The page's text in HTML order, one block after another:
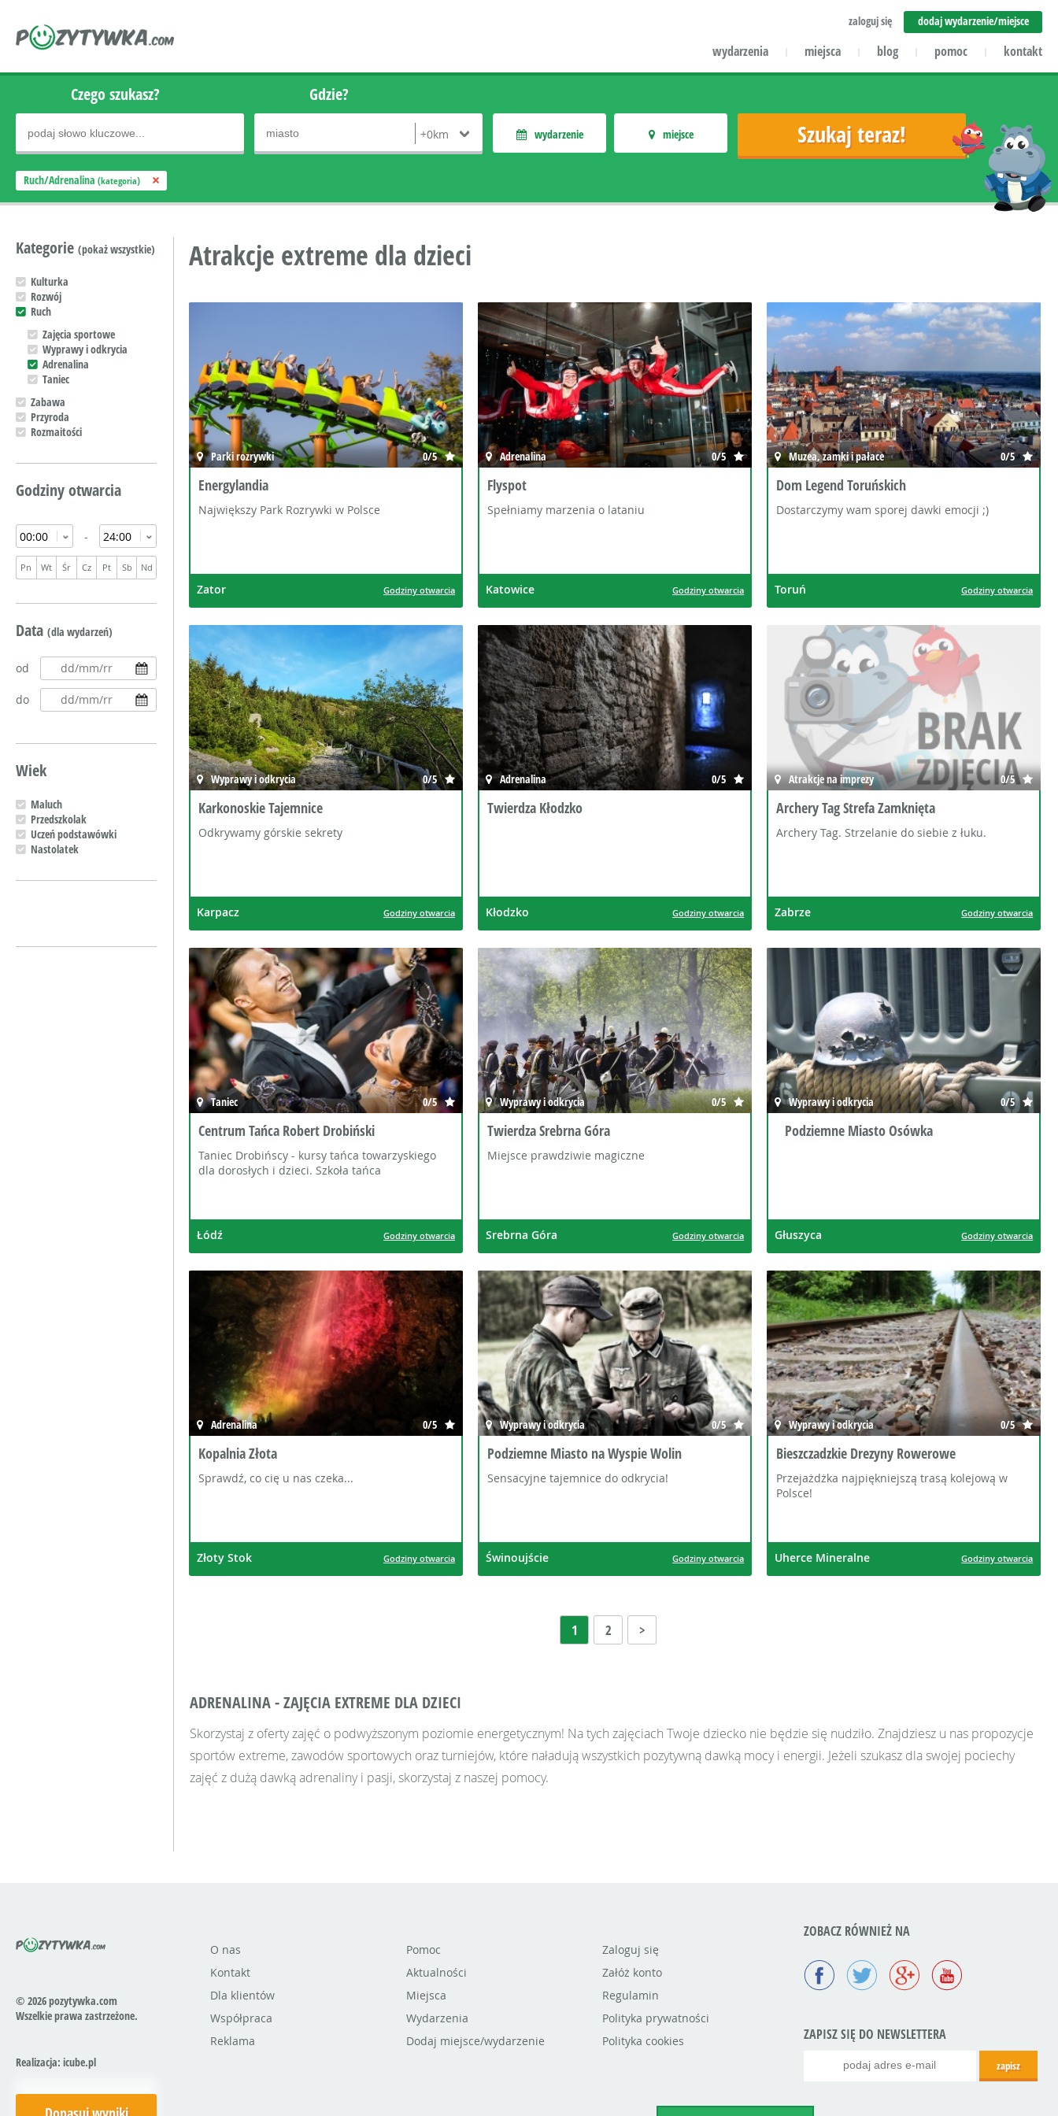
zaloguj się dodaj wydarzenie/miejsce
wydarzenia | miejsca | blog | pomoc | kontakt
Czego szukasz? Gdzie?
wydarzenie miejsce
Ruch/Adrenalina (kategoria)
Kategorie (pokaż wszystkie)
Kulturka
Rozwój
Ruch
Zajęcia sportowe
Wyprawy i odkrycia
Adrenalina
Taniec
Zabawa
Przyroda
Rozmaitości
Godziny otwarcia
-
Pn Wt Śr Cz Pt Sb Nd
Data (dla wydarzeń)
od
do
Wiek
Maluch
Przedszkolak
Uczeń podstawówki
Nastolatek
Atrakcje extreme dla dzieci
Parki rozrywki 0/5
Energylandia
Największy Park Rozrywki w Polsce
Zator Godziny otwarcia
Adrenalina 0/5
Flyspot
Spełniamy marzenia o lataniu
Katowice Godziny otwarcia
Muzea, zamki i pałace 0/5
Dom Legend Toruńskich
Dostarczymy wam sporej dawki emocji ;)
Toruń Godziny otwarcia
Wyprawy i odkrycia 0/5
Karkonoskie Tajemnice
Odkrywamy górskie sekrety
Karpacz Godziny otwarcia
Adrenalina 0/5
Twierdza Kłodzko
Kłodzko Godziny otwarcia
Atrakcje na imprezy 0/5
Archery Tag Strefa Zamknięta
Archery Tag. Strzelanie do siebie z łuku.
Zabrze Godziny otwarcia
Taniec 0/5
Centrum Tańca Robert Drobiński
Taniec Drobińscy - kursy tańca towarzyskiego
dla dorosłych i dzieci. Szkoła tańca
Łódź Godziny otwarcia
Wyprawy i odkrycia 0/5
Twierdza Srebrna Góra
Miejsce prawdziwie magiczne
Srebrna Góra Godziny otwarcia
Wyprawy i odkrycia 0/5
Podziemne Miasto Osówka
Głuszyca Godziny otwarcia
Adrenalina 0/5
Kopalnia Złota
Sprawdź, co cię u nas czeka...
Złoty Stok Godziny otwarcia
Wyprawy i odkrycia 0/5
Podziemne Miasto na Wyspie Wolin
Sensacyjne tajemnice do odkrycia!
Świnoujście Godziny otwarcia
Wyprawy i odkrycia 0/5
Bieszczadzkie Drezyny Rowerowe
Przejażdżka najpiękniejszą trasą kolejową w
Polsce!
Uherce Mineralne Godziny otwarcia
1 2 >
ADRENALINA - ZAJĘCIA EXTREME DLA DZIECI
Skorzystaj z oferty zajęć o podwyższonym poziomie energetycznym! Na tych zajęciach Twoje dziecko nie będzie się nudziło. Znajdziesz u nas propozycje
sportów extreme, zawodów sportowych oraz turniejów, które naładują wszystkich pozytywną dawką mocy i energii. Jeżeli szukasz dla swojej pociechy
zajęć z dużą dawką adrenaliny i pasji, skorzystaj z naszej pomocy.
© 2026 pozytywka.com
Wszelkie prawa zastrzeżone.
Realizacja: icube.pl
O nas
Kontakt
Dla klientów
Współpraca
Reklama
Pomoc
Aktualności
Miejsca
Wydarzenia
Dodaj miejsce/wydarzenie
Zaloguj się
Załóż konto
Regulamin
Polityka prywatności
Polityka cookies
ZOBACZ RÓWNIEŻ NA
ZAPISZ SIĘ DO NEWSLETTERA